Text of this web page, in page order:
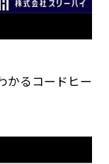
かるコードヒー